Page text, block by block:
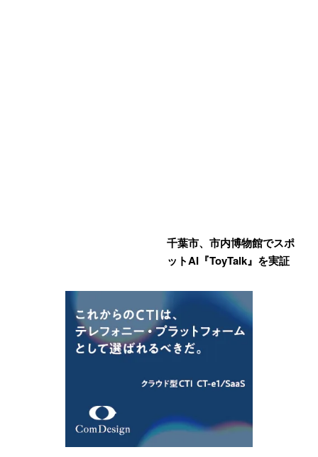
千葉市、市内博物館でスポ
ットAI『ToyTalk』を実証